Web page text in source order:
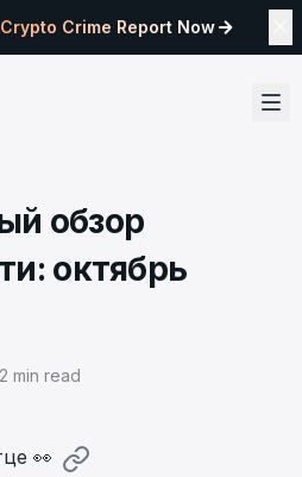
Crime Report Now
обзор
октябрь
2 min read
👀